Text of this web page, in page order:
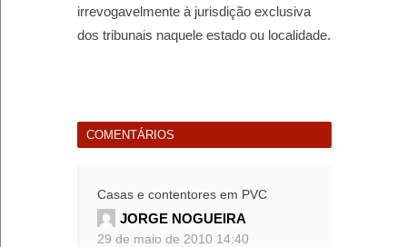
irrevogavelmente à jurisdição exclusiva
dos tribunais naquele estado ou localidade.
COMENTÁRIOS
Casas e contentores em PVC
JORGE NOGUEIRA
29 de maio de 2010 14:40